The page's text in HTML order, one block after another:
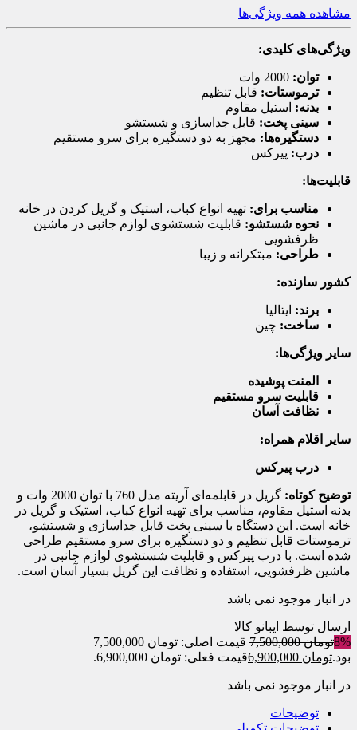
مشاهده همه ویژگی‌ها
ویژگی‌های کلیدی:
توان:
ترموستات: قابل تنظیم
بدنه: استیل مقاوم
سینی پخت: قابل جداسازی و شستشو
دستگیره‌ها: مجهز به دو دستگیره برای سرو مستقیم
درب: پیرکس
قابلیت‌ها:
مناسب برای: تهیه انواع کباب، استیک و گریل کردن در خانه
نحوه شستشو: قابلیت شستشوی لوازم جانبی در ماشین
ظرفشویی
طراحی: مبتکرانه و زیبا
کشور سازنده:
برند: ایتالیا
ساخت: چین
سایر ویژگی‌ها:
المنت پوشیده
قابلیت سرو مستقیم
نظافت آسان
سایر اقلام همراه:
درب پیرکس
توضیح کوتاه:
گریل در قابلمه‌ای آریته مدل 760 با توان 2000 وات و
بدنه استیل مقاوم، مناسب برای تهیه انواع کباب، استیک و گریل در
خانه است. این دستگاه با سینی پخت قابل جداسازی و شستشو،
ترموستات قابل تنظیم و دو دستگیره برای سرو مستقیم طراحی
شده است. با درب پیرکس و قابلیت شستشوی لوازم جانبی در
ماشین ظرفشویی، استفاده و نظافت این گریل بسیار آسان است.
در انبار موجود نمی باشد
ارسال توسط ایبانو کالا
8%تومان7,500,000
قیمت اصلی: تومان 7,500,000
بود.تومان قیمت فعلی: تومان 6,900,000.
در انبار موجود نمی باشد
توضیحات